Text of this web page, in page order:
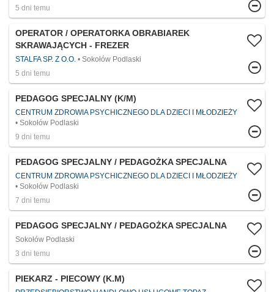
5 dni temu
OPERATOR / OPERATORKA OBRABIAREK
SKRAWAJĄCYCH - FREZER
STALFA SP. Z O.O.
Sokołów Podlaski
5 dni temu
PEDAGOG SPECJALNY (K/M)
CENTRUM ZDROWIA PSYCHICZNEGO DLA DZIECI I MŁODZIEŻY
Sokołów Podlaski
9 dni temu
PEDAGOG SPECJALNY / PEDAGOŻKA SPECJALNA
CENTRUM ZDROWIA PSYCHICZNEGO DLA DZIECI I MŁODZIEŻY
Sokołów Podlaski
7 dni temu
PEDAGOG SPECJALNY / PEDAGOŻKA SPECJALNA
Sokołów Podlaski
3 dni temu
PIEKARZ - PIECOWY (K.M)